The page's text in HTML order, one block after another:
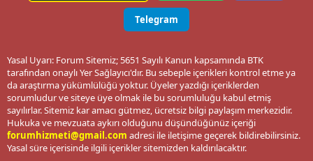
Telegram
Yasal Uyarı: Forum Sitemiz; 5651 Sayılı Kanun kapsamında BTK
tarafından onaylı Yer Sağlayıcı'dır. Bu sebeple içerikleri kontrol etme ya
da araştırma yükümlülüğü yoktur. Üyeler yazdığı içeriklerden
sorumludur ve siteye üye olmak ile bu sorumluluğu kabul etmiş
sayılırlar. Sitemiz kar amacı gütmez, ücretsiz bilgi paylaşım merkezidir.
Hukuka ve mevzuata aykırı olduğunu düşündüğünüz içeriği
forumhizmeti@gmail.com adresi ile iletişime geçerek bildirebilirsiniz.
Yasal süre içerisinde ilgili içerikler sitemizden kaldırılacaktır.